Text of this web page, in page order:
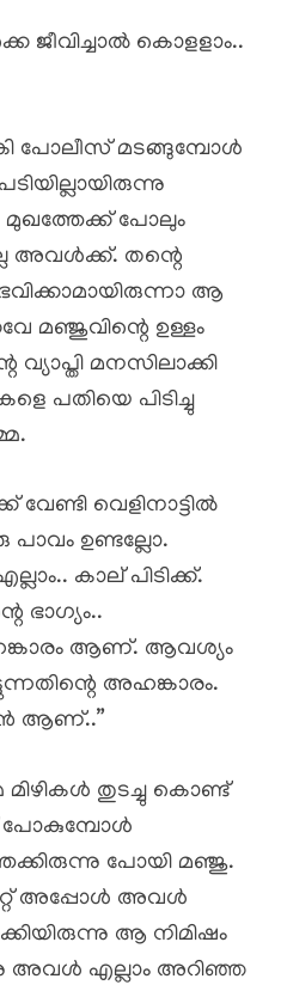
ജീവിച്ചാൽ കൊളളാം..
പോലീസ് മടങ്ങുമ്പോൾ
മുഖത്തേക്ക് പോലും
അവൾക്ക്. തന്റെ
ആ
മഞ്ജുവിന്റെ ഉള്ളം
വ്യാപ്തി മനസിലാക്കി
പതിയെ പിടിച്ചു
വേണ്ടി വെളിനാട്ടിൽ
പാവം ഉണ്ടല്ലോ.
കാല് പിടിക്ക്.
ഭാഗ്യം..
ആണ്. ആവശ്യം
അഹങ്കാരം.
ആണ്..”
തുടച്ചു കൊണ്ട്
പോകുമ്പോൾ
പോയി മഞ്ജു.
അപ്പോൾ അവൾ
ആ നിമിഷം
അവൾ എല്ലാം അറിഞ്ഞ